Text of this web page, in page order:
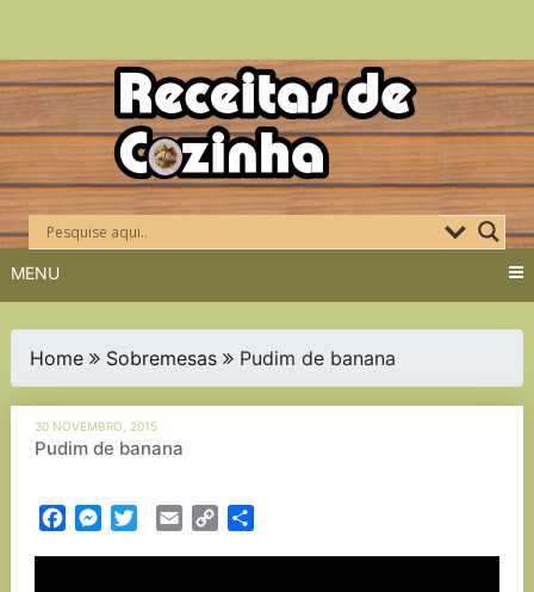
Skip
to
content
MENU
Home Sobremesas Pudim de banana
30 NOVEMBRO, 2015
Pudim de banana
FacebookMessenger
TwitterEmail Copy